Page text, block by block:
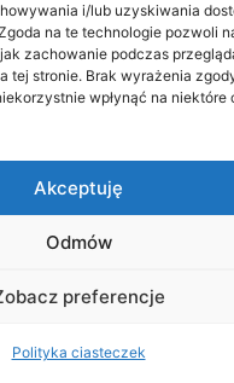
i/lub uzyskiwania
na te technologie pozwoli
zachowanie podczas
tej stronie. Brak wyrażenia
wpłynąć na niektóre
Akceptuję
Odmów
preferencje
Polityka ciasteczek